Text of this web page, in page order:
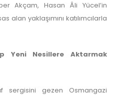
Akçam, Hasan Âli Yücel’in
yaklaşımını katılımcılarla
Yeni Nesillere Aktarmak
sergisini gezen Osmangazi